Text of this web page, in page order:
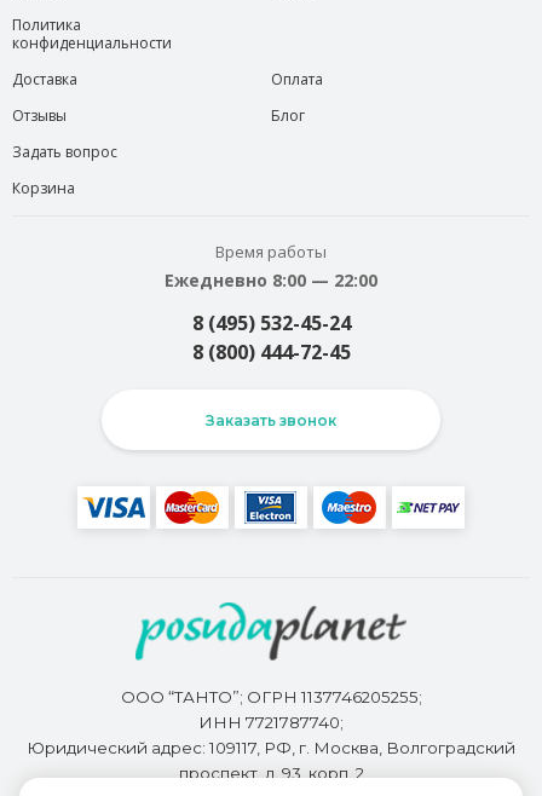
Политика
конфиденциальности
Доставка
Отзывы
Задать вопрос
Корзина
Оплата
Блог
Время работы
Ежедневно 8:00 — 22:00
8 (495) 532-45-24
8 (800) 444-72-45
Заказать звонок
ООО “ТАНТО”; ОГРН 1137746205255;
ИНН 7721787740;
Юридический адрес: 109117, РФ, г. Москва, Волгоградский
проспект, д. 93, корп. 2